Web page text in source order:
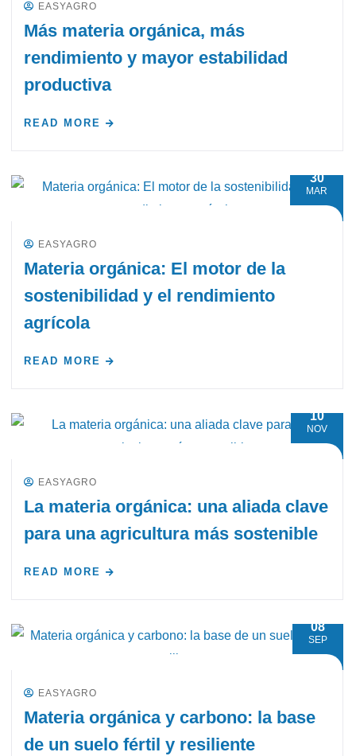
EASYAGRO
Más materia orgánica, más
rendimiento y mayor estabilidad
productiva
READ MORE
30
MAR
EASYAGRO
Materia orgánica: El motor de la
sostenibilidad y el rendimiento
agrícola
READ MORE
10
NOV
EASYAGRO
La materia orgánica: una aliada clave
para una agricultura más sostenible
READ MORE
08
SEP
EASYAGRO
Materia orgánica y carbono: la base
de un suelo fértil y resiliente